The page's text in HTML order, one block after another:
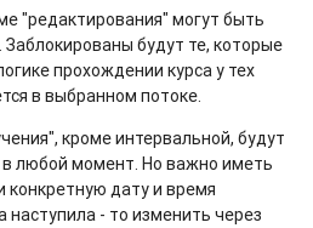
"редактирования" могут быть
будут те, которые
прохождении курса у тех
в выбранном потоке.
кроме интервальной, будут
любой момент. Но важно иметь
конкретную дату и время
наступила - то изменить через